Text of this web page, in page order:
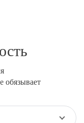
обязывает